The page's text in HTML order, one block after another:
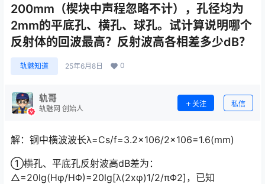
200mm（楔块中声程忽略不计），孔径均为
2mm的平底孔、横孔、球孔。试计算说明哪个
反射体的回波最高？反射波高各相差多少dB？
轨魅知道 25年6月8日 0
轨哥
轨魅网 创始人
关注 私信
解：钢中横波波长λ=Cs/f=3.2×106/2×106=1.6(mm)
①横孔、平底孔反射波高dB差为：
△=20lg(Hφ/HΦ)=20lg[λ(2xφ)1/2/πΦ2]，已知